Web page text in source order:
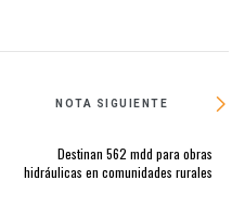
NOTA SIGUIENTE
Destinan 562 mdd para obras
hidráulicas en comunidades rurales